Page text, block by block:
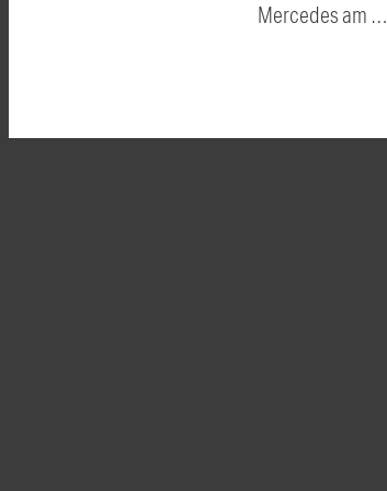
Mercedes am …